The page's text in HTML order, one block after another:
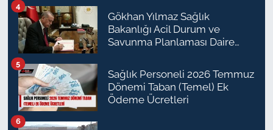
Gökhan Yılmaz Sağlık
Bakanlığı Acil Durum ve
Savunma Planlaması Daire
4
Sağlık Personeli 2026 Temmuz
Dönemi Taban (Temel) Ek
Ödeme Ücretleri
5
6